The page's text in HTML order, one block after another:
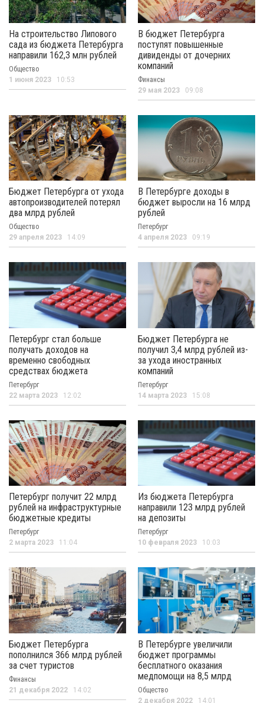
На строительство Липового
сада из бюджета Петербурга
направили 162,3 млн рублей
Общество
1 июня 2023 10:53
В бюджет Петербурга
поступят повышенные
дивиденды от дочерних
компаний
Финансы
29 мая 2023 09:08
Бюджет Петербурга от ухода
автопроизводителей потерял
два млрд рублей
Общество
29 апреля 2023 14:09
В Петербурге доходы в
бюджет выросли на 16 млрд
рублей
Петербург
4 апреля 2023 09:19
Петербург стал больше
получать доходов на
временно свободных
средствах бюджета
Петербург
22 марта 2023 12:02
Бюджет Петербурга не
получил 3,4 млрд рублей из-
за ухода иностранных
компаний
Петербург
14 марта 2023 15:08
Петербург получит 22 млрд
рублей на инфраструктурные
бюджетные кредиты
Петербург
2 марта 2023 11:04
Из бюджета Петербурга
направили 123 млрд рублей
на депозиты
Петербург
10 февраля 2023 10:03
Бюджет Петербурга
пополнился 366 млрд рублей
за счет туристов
Финансы
21 декабря 2022 14:02
В Петербурге увеличили
бюджет программы
бесплатного оказания
медпомощи на 8,5 млрд
Общество
2 декабря 2022 14:01